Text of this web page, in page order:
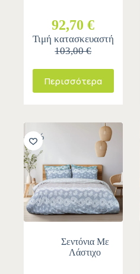
92,70 €
Τιμή κατασκευαστή
103,00 €
Περισσότερα
-10%
Σεντόνια Με
Λάστιχο